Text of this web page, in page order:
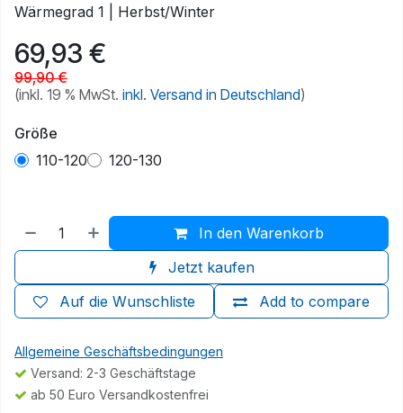
Wärmegrad 1 | Herbst/Winter
69,93 €
99,90€
(inkl. 19 % MwSt. inkl. Versand in Deutschland)
Größe
110-120
120-130
In den Warenkorb
Jetzt kaufen
Add to compare
Auf die Wunschliste
Allgemeine Geschäftsbedingungen
Versand: 2-3 Geschäftstage
ab 50 Euro Versandkostenfrei